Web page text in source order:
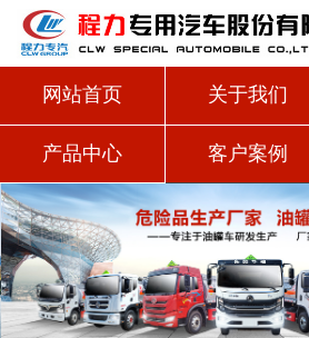
网站首页 关于我们
产品中心 客户案例